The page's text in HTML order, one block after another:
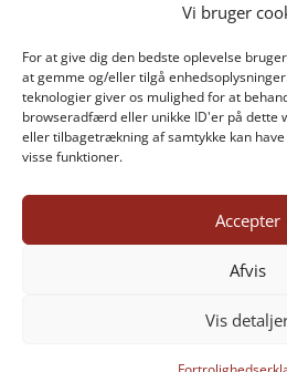
Vi bruger
For at give dig den bedste oplevelse
at gemme og/eller tilgå
teknologier giver os mulighed for at
browseradfærd eller unikke ID'er på dette
eller tilbagetrækning af samtykke kan
visse funktioner.
Accepter
Afvis
Vis
Donér til Inges Kattehjem
DONÉR
©INGES-